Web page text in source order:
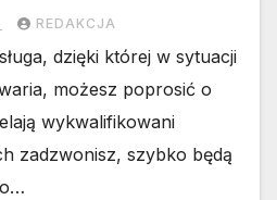
REDAKCJA
dzięki której w sytuacji
możesz poprosić o
wykwalifikowani
zadzwonisz, szybko będą